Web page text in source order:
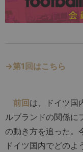
→第1回はこちら
前回 は、ドイツ国
ルブランドの関係に
の動き方を追った。
ドイツ国内でどのよ